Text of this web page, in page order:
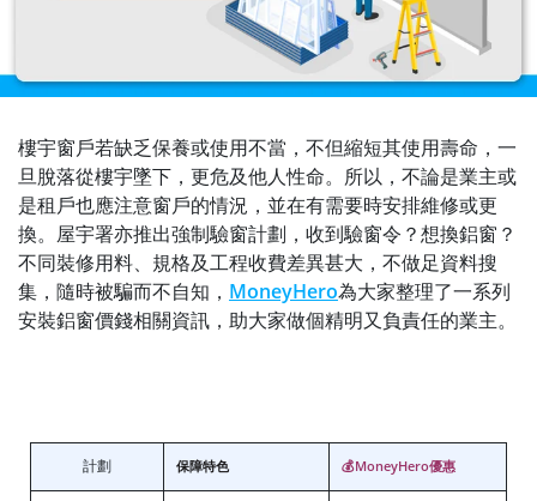
樓宇窗戶若缺乏保養或使用不當，不但縮短其使用壽命，一
旦脫落從樓宇墜下，更危及他人性命。所以，不論是業主或
是租戶也應注意窗戶的情況，並在有需要時安排維修或更
換。屋宇署亦推出強制驗窗計劃，收到驗窗令？想換鋁窗？
不同裝修用料、規格及工程收費差異甚大，不做足資料搜
集，隨時被騙而不自知， MoneyHero為大家整理了一系列
安裝鋁窗價錢相關資訊，助大家做個精明又負責任的業主。
計劃 保障特色 💰MoneyHero優惠